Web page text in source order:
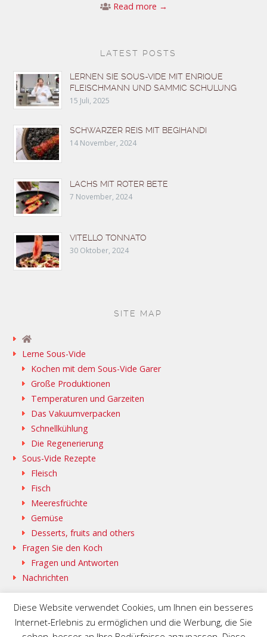
Read more →
LATEST POSTS
LERNEN SIE SOUS-VIDE MIT ENRIQUE
FLEISCHMANN UND SAMMIC SCHULUNG
15 Juli, 2025
SCHWARZER REIS MIT BEGIHANDI
14 November, 2024
LACHS MIT ROTER BETE
7 November, 2024
VITELLO TONNATO
30 Oktober, 2024
SITE MAP
Lerne Sous-Vide
Kochen mit dem Sous-Vide Garer
Große Produktionen
Temperaturen und Garzeiten
Das Vakuumverpacken
Schnellkühlung
Die Regenerierung
Sous-Vide Rezepte
Fleisch
Fisch
Meeresfrüchte
Gemüse
Desserts, fruits and others
Fragen Sie den Koch
Fragen und Antworten
Nachrichten
Diese Website verwendet Cookies, um Ihnen ein besseres
Internet-Erlebnis zu ermöglichen und die Werbung, die Sie